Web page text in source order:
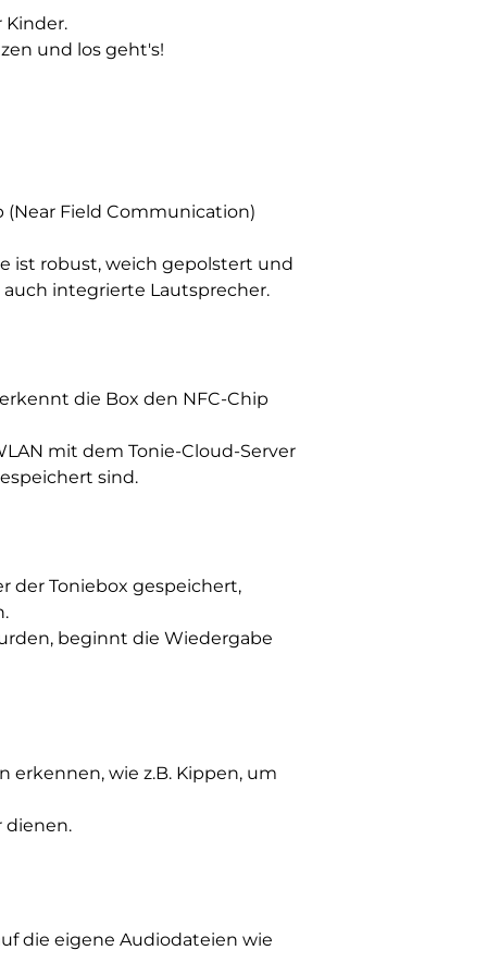
Kinder.
und los geht's!
(Near Field Communication)
ist robust, weich gepolstert und
integrierte Lautsprecher.
die Box den NFC-Chip
mit dem Tonie-Cloud-Server
sind.
der Toniebox gespeichert,
beginnt die Wiedergabe
erkennen, wie z.B. Kippen, um
dienen.
die eigene Audiodateien wie